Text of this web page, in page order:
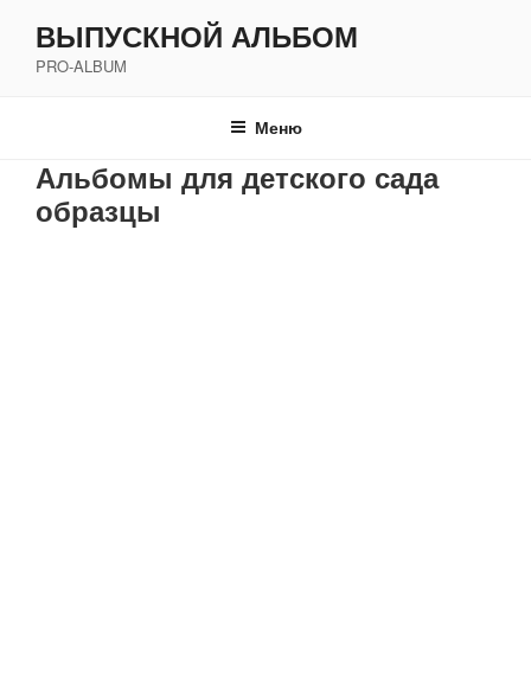
содержимому
ВЫПУСКНОЙ АЛЬБОМ
PRO-ALBUM
Меню
Альбомы для детского сада
образцы